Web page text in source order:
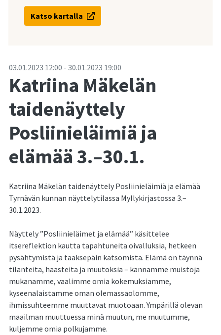
Katso kartalla
-03.01.2023 12:00 - 30.01.2023 19:00
Katriina Mäkelän
taidenäyttely
Posliinieläimiä ja
elämää 3.–30.1.
Katriina Mäkelän taidenäyttely Posliinieläimiä ja elämää
Tyrnävän kunnan näyttelytilassa Myllykirjastossa 3.–
30.1.2023.
Näyttely ”Posliinieläimet ja elämää” käsittelee
itsereflektion kautta tapahtuneita oivalluksia, hetkeen
pysähtymistä ja taaksepäin katsomista. Elämä on täynnä
tilanteita, haasteita ja muutoksia – kannamme muistoja
mukanamme, vaalimme omia kokemuksiamme,
kyseenalaistamme oman olemassaolomme,
ihmissuhteemme muuttavat muotoaan. Ympärillä olevan
maailman muuttuessa minä muutun, me muutumme,
kuljemme omia polkujamme.